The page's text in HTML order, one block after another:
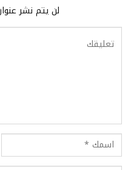
لن يتم نشر